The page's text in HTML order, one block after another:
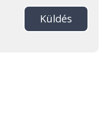
Küldés